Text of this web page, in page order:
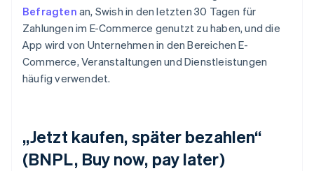
Befragten an, Swish in den letzten 30 Tagen für
Zahlungen im E-Commerce genutzt zu haben, und die
App wird von Unternehmen in den Bereichen E-
Commerce, Veranstaltungen und Dienstleistungen
häufig verwendet.
„Jetzt kaufen, später bezahlen“
(BNPL, Buy now, pay later)